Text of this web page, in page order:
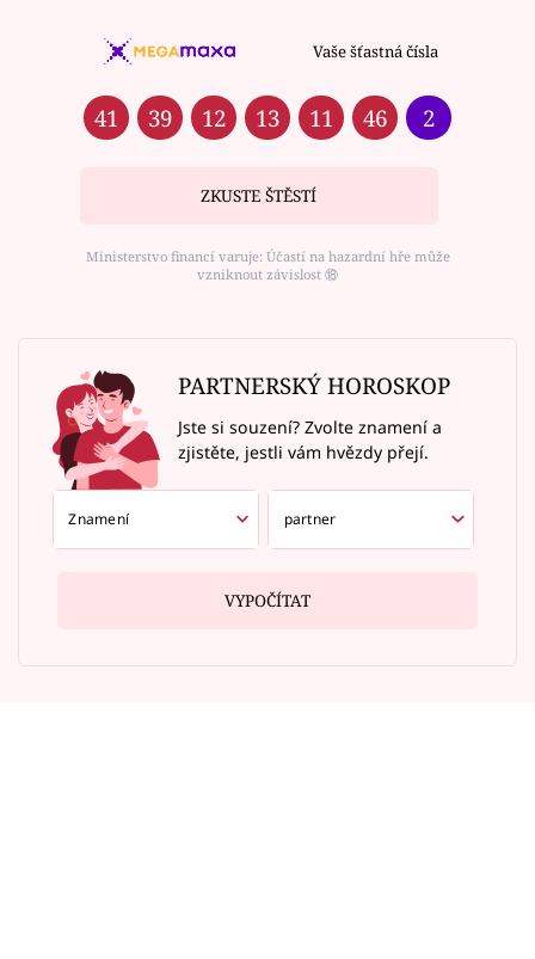
Vaše šťastná čísla
41 39 12 13 11 46 2
ZKUSTE ŠTĚSTÍ
Ministerstvo financí varuje: Účastí na hazardní hře může
vzniknout závislost ⑱
PARTNERSKÝ HOROSKOP
Jste si souzení? Zvolte znamení a
zjistěte, jestli vám hvězdy přejí.
VYPOČÍTAT